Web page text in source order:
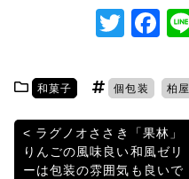
T
itt
er
F
c
e
b
o
和菓子 個包装 柏屋
投
稿
ラグノオささき「果林」
りんごの風味良い和風ゼリ
ーは包装の雰囲気も良いで